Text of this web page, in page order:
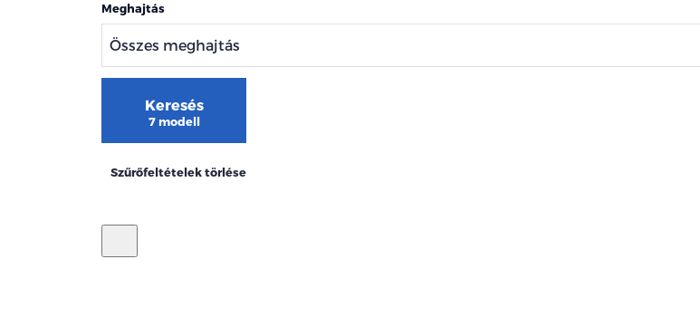
Meghajtás
Keresés
7 modell
Szűrőfeltételek törlése